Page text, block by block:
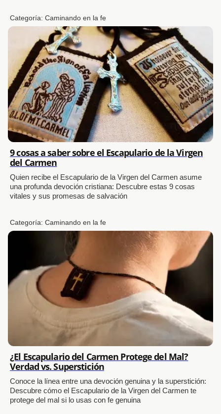
Categoría:Caminando en la fe
9 cosas a saber sobre el Escapulario de la Virgen
del Carmen
Quien recibe el Escapulario de la Virgen del Carmen asume
una profunda devoción cristiana: Descubre estas 9 cosas
vitales y sus promesas de salvación
Categoría:Caminando en la fe
¿El Escapulario del Carmen Protege del Mal?
Verdad vs. Superstición
Conoce la línea entre una devoción genuina y la superstición:
Descubre cómo el Escapulario de la Virgen del Carmen te
protege del mal si lo usas con fe genuina